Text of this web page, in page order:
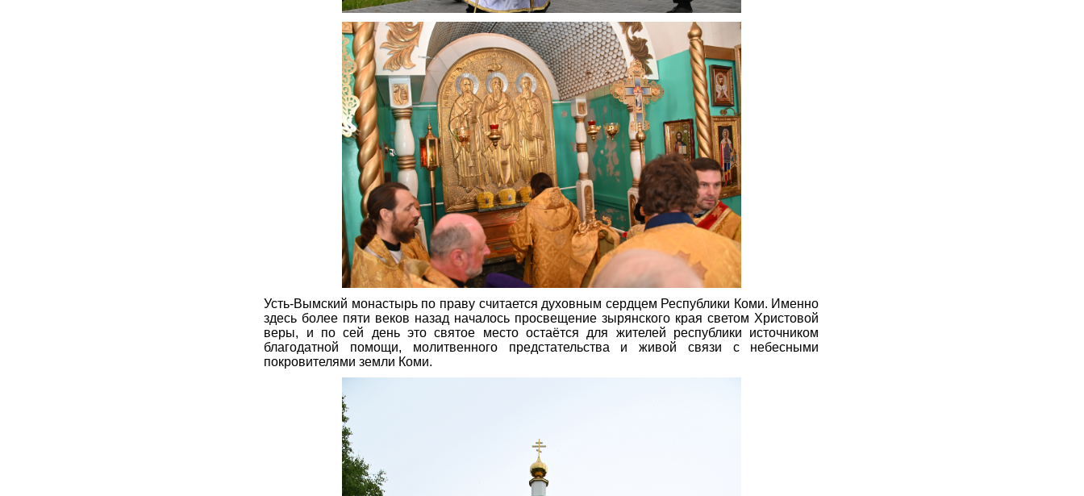
Усть-Вымский монастырь по праву считается духовным сердцем Республики Коми. Именно
здесь более пяти веков назад началось просвещение зырянского края светом Христовой
веры, и по сей день это святое место остаётся для жителей республики источником
благодатной помощи, молитвенного предстательства и живой связи с небесными
покровителями земли Коми.